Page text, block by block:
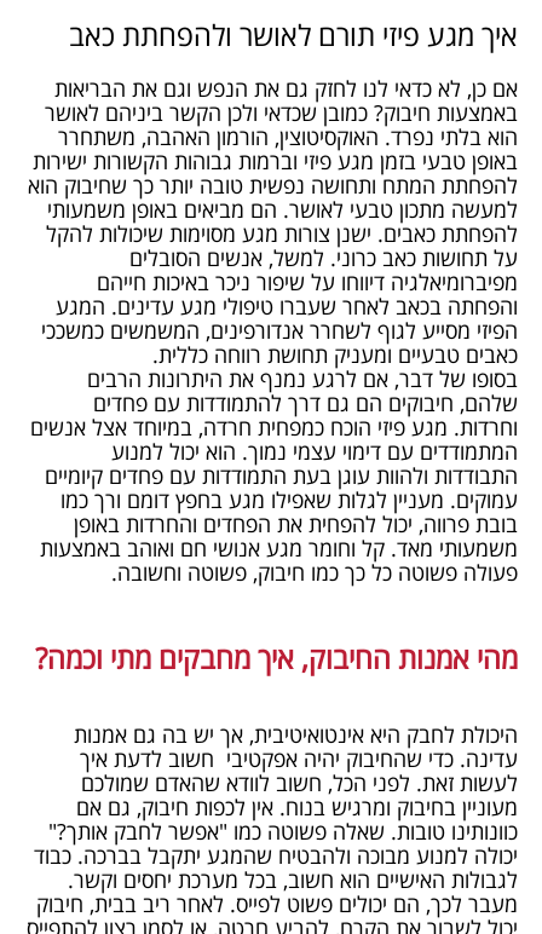
איך מגע פיזי תורם לאושר ולהפחתת כאב
אם כן, לא כדאי לנו לחזק גם את הנפש וגם את הבריאות
באמצעות חיבוק? כמובן שכדאי ולכן הקשר ביניהם לאושר
הוא בלתי נפרד. האוקסיטוצין, הורמון האהבה, משתחרר
באופן טבעי בזמן מגע פיזי וברמות גבוהות הקשורות ישירות
להפחתת המתח ותחושה נפשית טובה יותר כך שחיבוק הוא
למעשה מתכון טבעי לאושר. הם מביאים באופן משמעותי
להפחתת כאבים. ישנן צורות מגע מסוימות שיכולות להקל
על תחושות כאב כרוני. למשל, אנשים הסובלים
מפיברומיאלגיה דיווחו על שיפור ניכר באיכות חייהם
והפחתה בכאב לאחר שעברו טיפולי מגע עדינים. המגע
הפיזי מסייע לגוף לשחרר אנדורפינים, המשמשים כמשככי
כאבים טבעיים ומעניק תחושת רווחה כללית.
בסופו של דבר, אם לרגע נמנף את היתרונות הרבים
שלהם, חיבוקים הם גם דרך להתמודדות עם פחדים
וחרדות. מגע פיזי הוכח כמפחית חרדה, במיוחד אצל אנשים
המתמודדים עם דימוי עצמי נמוך. הוא יכול למנוע
התבודדות ולהוות עוגן בעת התמודדות עם פחדים קיומיים
עמוקים. מעניין לגלות שאפילו מגע בחפץ דומם ורך כמו
בובת פרווה, יכול להפחית את הפחדים והחרדות באופן
משמעותי מאד. קל וחומר מגע אנושי חם ואוהב באמצעות
פעולה פשוטה כל כך כמו חיבוק, פשוטה וחשובה.
מהי אמנות החיבוק, איך מחבקים מתי וכמה?
היכולת לחבק היא אינטואיטיבית, אך יש בה גם אמנות
עדינה. כדי שהחיבוק יהיה אפקטיבי חשוב לדעת איך
לעשות זאת. לפני הכל, חשוב לוודא שהאדם שמולכם
מעוניין בחיבוק ומרגיש בנוח. אין לכפות חיבוק, גם אם
כוונותינו טובות. שאלה פשוטה כמו "אפשר לחבק אותך?"
יכולה למנוע מבוכה ולהבטיח שהמגע יתקבל בברכה. כבוד
לגבולות האישיים הוא חשוב, בכל מערכת יחסים וקשר.
מעבר לכך, הם יכולים פשוט לפייס. לאחר ריב בבית, חיבוק